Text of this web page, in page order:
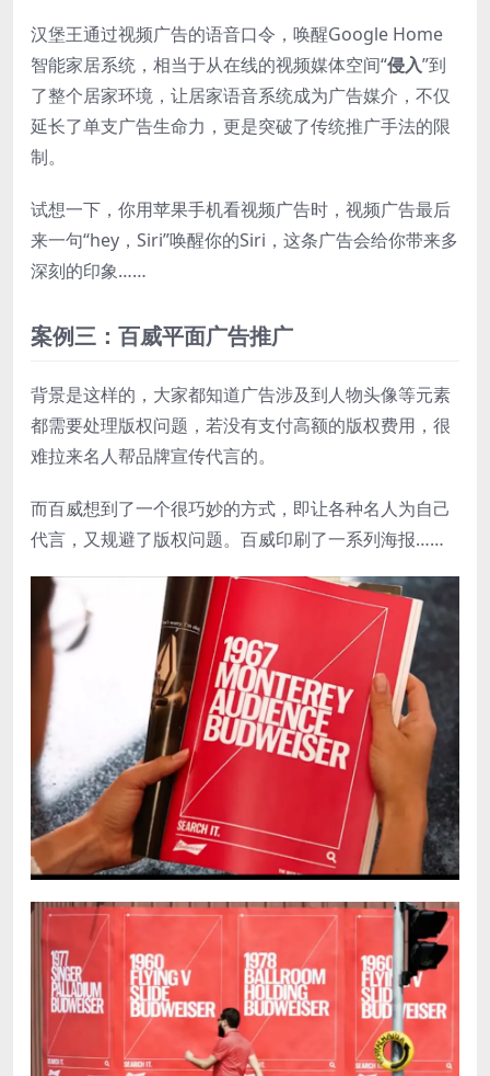
汉堡王通过视频广告的语音口令，唤醒Google Home
智能家居系统，相当于从在线的视频媒体空间“侵入”到
了整个居家环境，让居家语音系统成为广告媒介，不仅
延长了单支广告生命力，更是突破了传统推广手法的限
制。
试想一下，你用苹果手机看视频广告时，视频广告最后
来一句“hey，Siri”唤醒你的Siri，这条广告会给你带来多
深刻的印象……
案例三：百威平面广告推广
背景是这样的，大家都知道广告涉及到人物头像等元素
都需要处理版权问题，若没有支付高额的版权费用，很
难拉来名人帮品牌宣传代言的。
而百威想到了一个很巧妙的方式，即让各种名人为自己
代言，又规避了版权问题。百威印刷了一系列海报……